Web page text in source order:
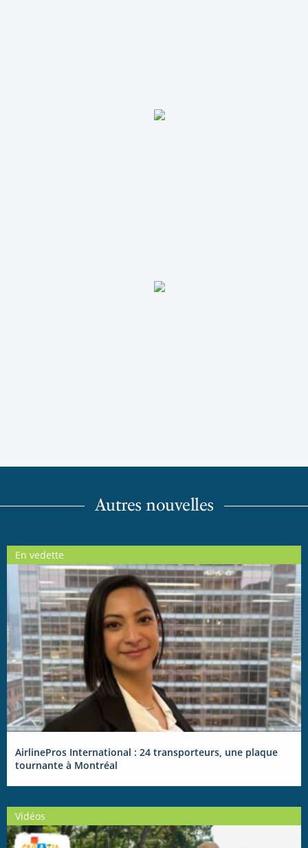
Autres nouvelles
En vedette
AirlinePros International : 24 transporteurs, une plaque
tournante à Montréal
Vidéos